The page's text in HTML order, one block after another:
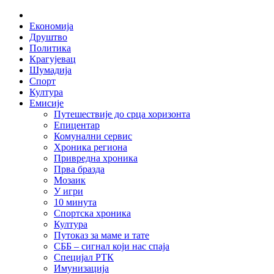
Skip
content
Економија
Друштво
Политика
Крагујевац
Шумадија
Спорт
Култура
Емисије
Путешествије до срца хоризонта
Епицентар
Комунални сервис
Хроника региона
Привредна хроника
Прва бразда
Мозаик
У игри
10 минута
Спортска хроника
Култура
Путоказ за маме и тате
СББ – сигнал који нас спаја
Специјал РТК
Имунизација